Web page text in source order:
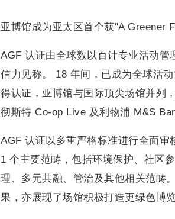
亚博馆成为亚太区首个获"A Greener
AGF 认证由全球数以百计专业活动
信力见称。 18 年间，已成为全球活
得认证，亚博馆与国际顶尖场馆并列
彻斯特 Co‑op Live 及利物浦 M&S
AGF 认证以多重严格标准进行全面
1 个主要范畴，包括环境保护、社区
理、多元共融、管治及其他相关范畴
果，亦展现了场馆积极打造更绿色博